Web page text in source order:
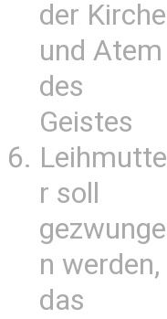
der Kirche
und Atem
des
Geistes
Leihmutte
r soll
gezwunge
n werden,
das